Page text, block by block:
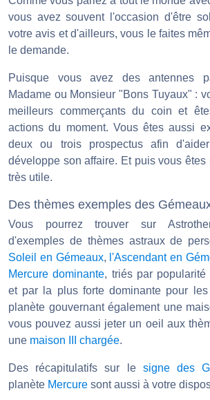
vous avez souvent l'occasion d'être
votre avis et d'ailleurs, vous le faites
le demande.
Puisque vous avez des antennes
Madame ou Monsieur "Bons Tuyaux" :
meilleurs commerçants du coin et
actions du moment. Vous êtes aussi
deux ou trois prospectus afin
développe son affaire. Et puis vous
très utile.
Des thèmes exemples des
Vous pourrez trouver sur
d'exemples de thèmes astraux de
Soleil en Gémeaux, l'Ascendant en
Mercure dominante, triés par popularité
et par la plus forte dominante pour
planète gouvernant également une
vous pouvez aussi jeter un oeil aux
une maison III chargée.
Des récapitulatifs sur le signe des
planète Mercure sont aussi à votre